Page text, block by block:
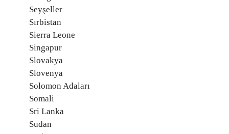
Seyşeller
Sırbistan
Sierra Leone
Singapur
Slovakya
Slovenya
Solomon Adaları
Somali
Sri Lanka
Sudan